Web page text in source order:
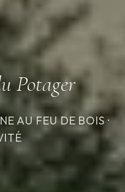
Potager
AU FEU DE BOIS ·